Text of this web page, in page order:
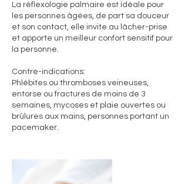
La réflexologie palmaire est idéale pour
les personnes âgées, de part sa douceur
et son contact, elle invite au lâcher-prise
et apporte un meilleur confort sensitif pour
la personne.
Contre-indications:
Phlébites ou thromboses veineuses,
entorse ou fractures de moins de 3
semaines, mycoses et plaie ouvertes ou
brûlures aux mains, personnes portant un
pacemaker.